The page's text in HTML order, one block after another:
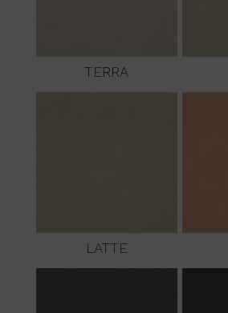
TERRA
LATTE